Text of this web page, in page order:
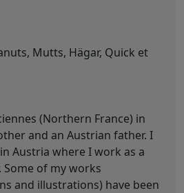
Mutts, Hägar, Quick et
(Northern France) in
and an Austrian father. I
Austria where I work as a
of my works
and illustrations) have been